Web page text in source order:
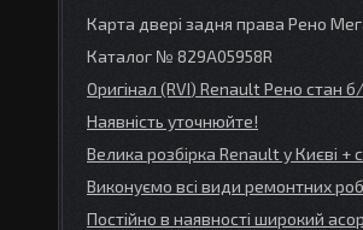
Карта двері задня права Рено
Каталог № 829A05958R
Оригінал (RVI) RenaultРено стан
Наявність уточнюйте!
Велика розбірка Renaultу Києві +
Виконуємо всі види ремонтних
Постійно в наявності широкий